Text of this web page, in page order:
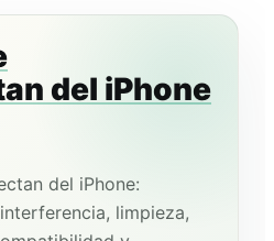
del iPhone
del iPhone:
limpieza,